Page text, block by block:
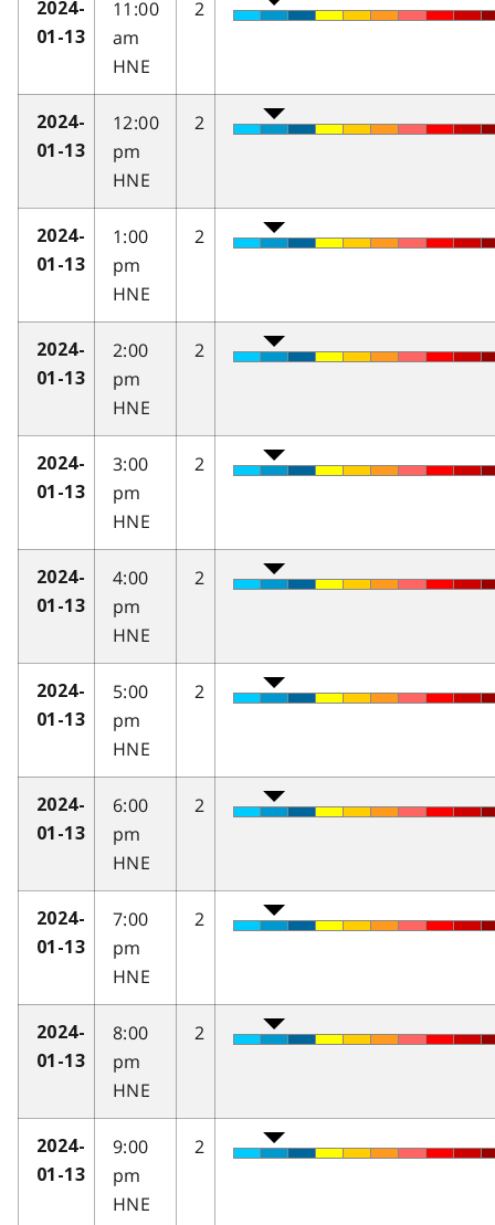
2024-
01-13
11:00
am
HNE
2
2024-
01-13
12:00
pm
HNE
2
2024-
01-13
1:00
pm
HNE
2
2024-
01-13
2:00
pm
HNE
2
2024-
01-13
3:00
pm
HNE
2
2024-
01-13
4:00
pm
HNE
2
2024-
01-13
5:00
pm
HNE
2
2024-
01-13
6:00
pm
HNE
2
2024-
01-13
7:00
pm
HNE
2
2024-
01-13
8:00
pm
HNE
2
2024-
01-13
9:00
pm
HNE
2